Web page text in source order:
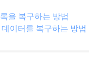
을 복구하는 방법
이터를 복구하는 방법